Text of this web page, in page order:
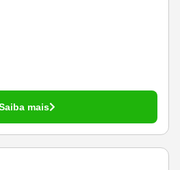
mais